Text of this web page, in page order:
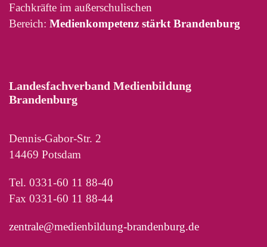
Fachkräfte im außerschulischen
Bereich: Medienkompetenz stärkt Brandenburg
Landesfachverband Medienbildung
Brandenburg
Dennis-Gabor-Str. 2
14469 Potsdam
Tel. 0331-60 11 88-40
Fax 0331-60 11 88-44
zentrale@medienbildung-brandenburg.de